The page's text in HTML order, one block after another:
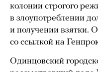
колонии строгого
в злоупотреблении
и получении взятки.
со ссылкой на
Одинцовский